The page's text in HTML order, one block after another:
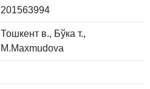
201563994
Тошкент в., Бўка т.,
M.Maxmudova